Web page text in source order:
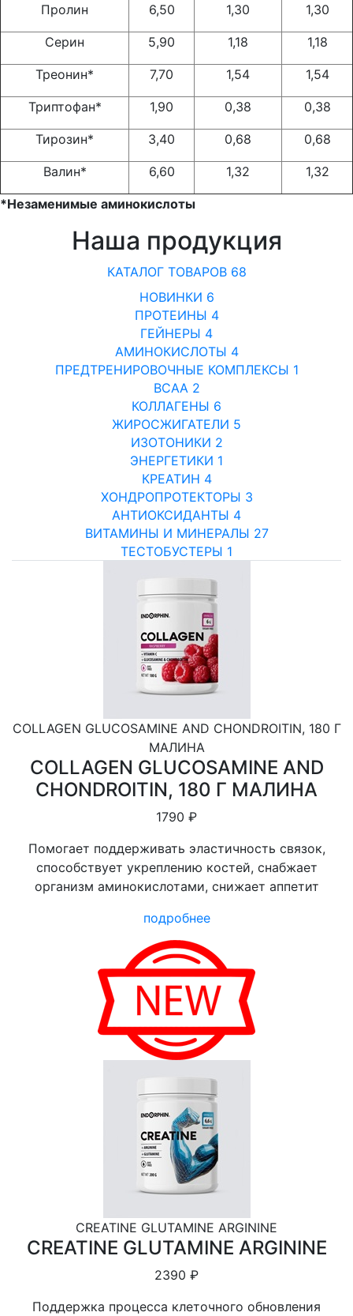
Пролин 6,50 1,30 1,30
Серин 5,90 1,18 1,18
Треонин* 7,70 1,54 1,54
Триптофан* 1,90 0,38 0,38
Тирозин* 3,40 0,68 0,68
Валин* 6,60 1,32 1,32
*Незаменимые аминокислоты
Наша продукция
КАТАЛОГ ТОВАРОВ 68
НОВИНКИ 6
ПРОТЕИНЫ 4
ГЕЙНЕРЫ 4
АМИНОКИСЛОТЫ 4
ПРЕДТРЕНИРОВОЧНЫЕ КОМПЛЕКСЫ 1
BCAA 2
КОЛЛАГЕНЫ 6
ЖИРОСЖИГАТЕЛИ 5
ИЗОТОНИКИ 2
ЭНЕРГЕТИКИ 1
КРЕАТИН 4
ХОНДРОПРОТЕКТОРЫ 3
АНТИОКСИДАНТЫ 4
ВИТАМИНЫ И МИНЕРАЛЫ 27
ТЕСТОБУСТЕРЫ 1
COLLAGEN GLUCOSAMINE AND CHONDROITIN, 180 Г
МАЛИНА
COLLAGEN GLUCOSAMINE AND
CHONDROITIN, 180 Г МАЛИНА
1790 ₽
Помогает поддерживать эластичность связок,
способствует укреплению костей, снабжает
организм аминокислотами, снижает аппетит
подробнее
CREATINE GLUTAMINE ARGININE
CREATINE GLUTAMINE ARGININE
2390 ₽
Поддержка процесса клеточного обновления